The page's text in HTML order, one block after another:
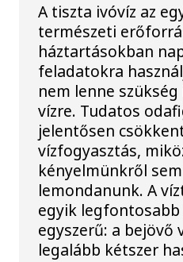
A tiszta ivóvíz az
természeti
háztartásokban
feladatokra
nem lenne
vízre. Tudatos
jelentősen
vízfogyasztás,
kényelmünkről
lemondanunk. A
egyik legfontosabb
egyszerű: a bejövő
legalább kétszer